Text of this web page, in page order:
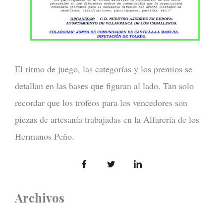
El ritmo de juego, las categorías y los premios se
detallan en las bases que figuran al lado. Tan solo
recordar que los trofeos para los vencedores son
piezas de artesanía trabajadas en la Alfarería de los
Hermanos Peño.
Archivos